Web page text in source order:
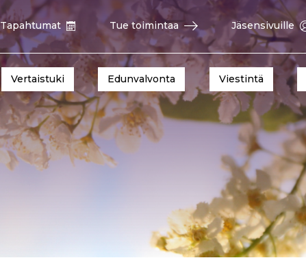
Tapahtumat Tue toimintaa Jäsensivuille
Vertaistuki Edunvalvonta Viestintä